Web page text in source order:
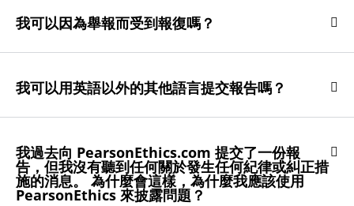
我可以因為舉報而受到報復嗎？
我可以用英語以外的其他語言提交報告嗎？
我過去向 PearsonEthics.com 提交了一份報
告，但我沒有聽到任何關於發生任何紀律或糾正措
施的消息。 為什麼會這樣，為什麼我應該使用
PearsonEthics 來披露問題？